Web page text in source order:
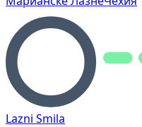
Lazni Smila